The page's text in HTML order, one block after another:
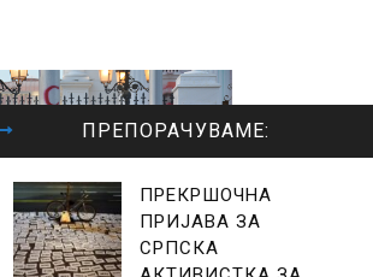
ПРЕПОРАЧУВАМЕ:
ПРЕКРШОЧНА
ПРИЈАВА ЗА
СРПСКА